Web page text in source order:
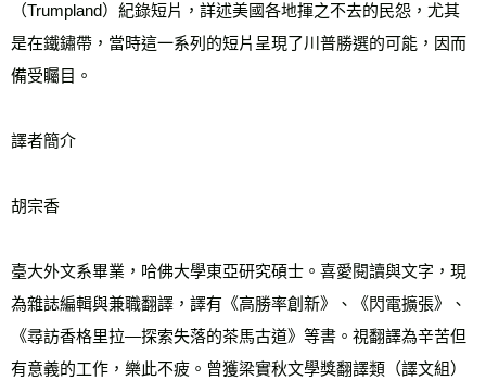
（Trumpland）紀錄短片，詳述美國各地揮之不去的民怨，尤其
是在鐵鏽帶，當時這一系列的短片呈現了川普勝選的可能，因而
備受矚目。
譯者簡介
胡宗香
臺大外文系畢業，哈佛大學東亞研究碩士。喜愛閱讀與文字，現
為雜誌編輯與兼職翻譯，譯有《高勝率創新》、《閃電擴張》、
《尋訪香格里拉—探索失落的茶馬古道》等書。視翻譯為辛苦但
有意義的工作，樂此不疲。曾獲梁實秋文學獎翻譯類（譯文組）